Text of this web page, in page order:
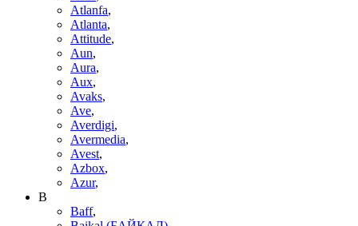
Atlanfa,
Atlanta,
Attitude,
Aun,
Aura,
Aux,
Avaks,
Ave,
Averdigi,
Avermedia,
Avest,
Azbox,
Azur,
B
Baff,